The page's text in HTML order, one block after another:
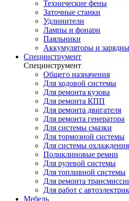
Технические фены
Заточные станки
Удлинители
Лампы и фонари
Паяльники
Аккумуляторы и
Специнструмент
Специнструмент
Общего назначения
Для ходовой системы
Для ремонта кузова
Для ремонта КПП
Для ремонта двигателя
Для ремонта генератора
Для системы смазки
Для тормозной системы
Для системы охлаждения
Поликлиновые ремни
Для рулевой системы
Для топливной системы
Для ремонта
Для работ с
Мебель